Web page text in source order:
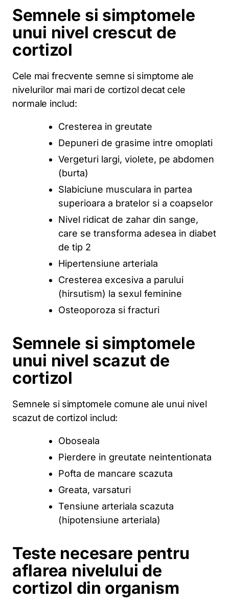
Semnele si simptomele
unui nivel crescut de
cortizol
Cele mai frecvente semne si simptome ale
nivelurilor mai mari de cortizol decat cele
normale includ:
Cresterea in greutate
Depuneri de grasime intre omoplati
Vergeturi largi, violete, pe abdomen
(burta)
Slabiciune musculara in partea
superioara a bratelor si a coapselor
Nivel ridicat de zahar din sange,
care se transforma adesea in diabet
de tip 2
Hipertensiune arteriala
Cresterea excesiva a parului
(hirsutism) la sexul feminine
Osteoporoza si fracturi
Semnele si simptomele
unui nivel scazut de
cortizol
Semnele si simptomele comune ale unui nivel
scazut de cortizol includ:
Oboseala
Pierdere in greutate neintentionata
Pofta de mancare scazuta
Greata, varsaturi
Tensiune arteriala scazuta
(hipotensiune arteriala)
Teste necesare pentru
aflarea nivelului de
cortizol din organism